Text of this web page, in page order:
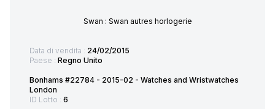
Swan : Swan autres horlogerie
Data di vendita : 24/02/2015
Paese : Regno Unito
Bonhams #22784 - 2015-02 - Watches and Wristwatches
London
ID Lotto : 6